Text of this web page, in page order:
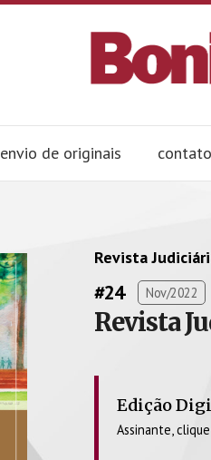
envio de originais contato
Revista
#24 Nov/2022
Revista
Edição
Assinante,